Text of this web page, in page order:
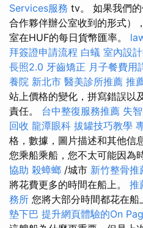
Services服務 tv。 如果我們
合作夥伴辦公室收到的形式）
室在HUF的每日貨幣匯率。
拜簽證申請流程 白蟻 室內設
長照2.0 牙齒矯正 月子餐費用
養院 新北市 醫美診所推薦 推
站上價格的變化，拼寫錯誤以
責任。 台中整復服務推薦 失
回收 龍潭眼科 拔罐技巧教學
格，數據，圖片描述和其他信
您乘船乘船，您不太可能因為
協助 殺蟑螂 /城市 新竹整骨推
將花費更多的時間在船上。 推
務所 您將大部分時間都花在船
墊下巴 提升網頁體驗的On